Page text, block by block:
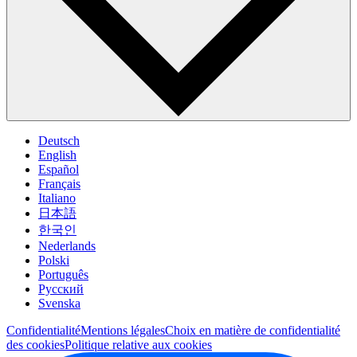
Deutsch
English
Español
Français
Italiano
日本語
한국인
Nederlands
Polski
Português
Pусский
Svenska
ConfidentialitéMentions légalesChoix en matière de confidentialité
des cookiesPolitique relative aux cookies